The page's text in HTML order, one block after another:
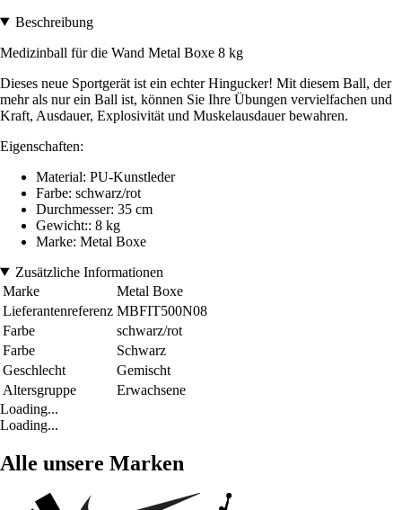
Beschreibung
Medizinball für die Wand Metal Boxe 8 kg
Dieses neue Sportgerät ist ein echter Hingucker! Mit diesem Ball, der
mehr als nur ein Ball ist, können Sie Ihre Übungen vervielfachen und
Kraft, Ausdauer, Explosivität und Muskelausdauer bewahren.
Eigenschaften:
Material: PU-Kunstleder
Farbe: schwarz/rot
Durchmesser: 35 cm
Gewicht:: 8 kg
Marke: Metal Boxe
Zusätzliche Informationen
Marke
Metal Boxe
Lieferantenreferenz MBFIT500N08
Farbe
schwarz/rot
Farbe
Schwarz
Geschlecht
Gemischt
Altersgruppe
Erwachsene
Loading...
Loading...
Alle unsere Marken